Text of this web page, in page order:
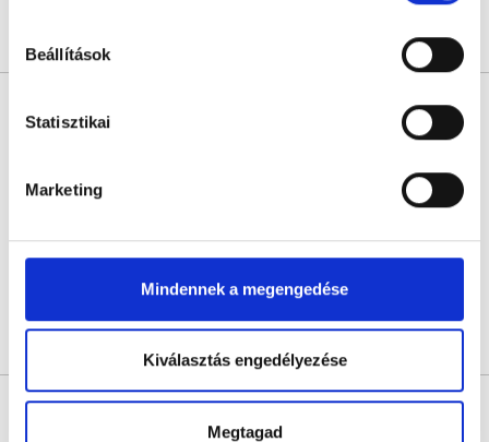
Beállítások
Statisztikai
Marketing
Mindennek a megengedése
Kiválasztás engedélyezése
Megtagad
Profil
Következő időpont:augusztus 11.
Dr. Kemecsey Balázs
Ortopédus szakorvos jelölt *